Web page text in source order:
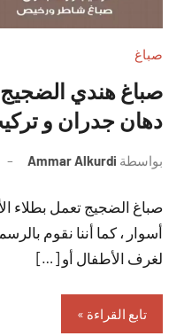
صباغ
دهان جدران و
بواسطة Ammar Alkurdi
صباغ الضجيج تعمل بطلاء
أسوار ، كما أننا نقوم
لغرف الأطفال أو […]
تابع القراءة